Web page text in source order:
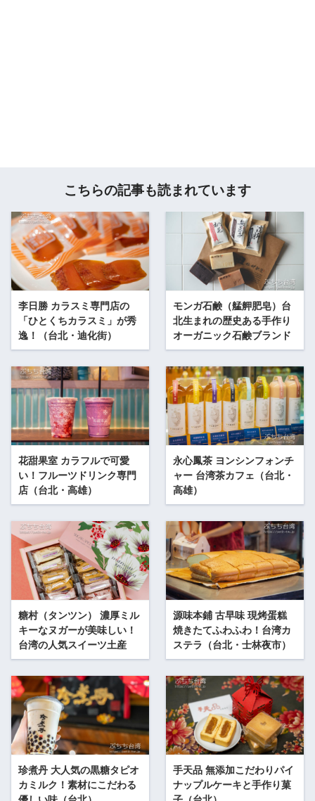
こちらの記事も読まれています
李日勝 カラスミ専門店の
「ひとくちカラスミ」が秀
逸！（台北・迪化街）
モンガ石鹸（艋舺肥皂）台
北生まれの歴史ある手作り
オーガニック石鹸ブランド
花甜果室 カラフルで可愛
い！フルーツドリンク専門
店（台北・高雄）
永心鳳茶 ヨンシンフォンチ
ャー 台湾茶カフェ（台北・
高雄）
糖村（タンツン） 濃厚ミル
キーなヌガーが美味しい！
台湾の人気スイーツ土産
源味本鋪 古早味 現烤蛋糕
焼きたてふわふわ！台湾カ
ステラ（台北・士林夜市）
珍煮丹 大人気の黒糖タピオ
カミルク！素材にこだわる
手天品 無添加こだわりパイ
ナップルケーキと手作り菓